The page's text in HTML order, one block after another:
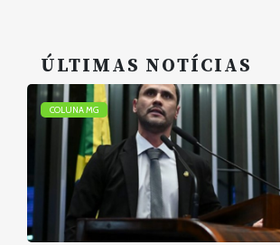
ÚLTIMAS NOTÍCIAS
COLUNA MG